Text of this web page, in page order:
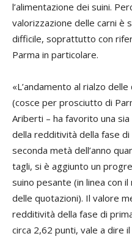
l’alimentazione dei suini.
valorizzazione delle carni è
difficile, soprattutto con
Parma in particolare.
«L’andamento al rialzo
(cosce per prosciutto di
Ariberti – ha favorito una
della redditività della fase
seconda metà dell’anno
tagli, si è aggiunto un
suino pesante (in linea con
delle quotazioni). Il valore
redditività della fase di
circa 2,62 punti, vale a dire